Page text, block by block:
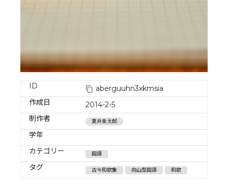
ID
aberguuhn3xkmsia
作成日
2014-2-5
制作者
夏井圭太郎
学年
カテゴリー
国語
タグ 古今和歌集 向山型国語 和歌